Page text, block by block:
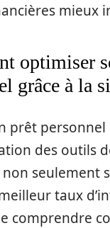
mieux
optimiser
grâce à la
prêt personnel
des outils
seulement
taux
comprendre